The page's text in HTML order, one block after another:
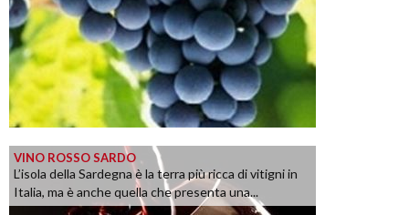
VINO ROSSO SARDO
L’isola della Sardegna è la terra più ricca di vitigni in
Italia, ma è anche quella che presenta una...